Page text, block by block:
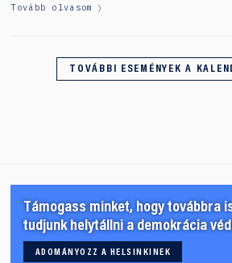
Tovább olvasom
TOVÁBBI ESEMÉNYEK A
Támogass minket, hogy továbbra
tudjunk helytállni a demokrácia
ADOMÁNYOZZ A HELSINKINEK